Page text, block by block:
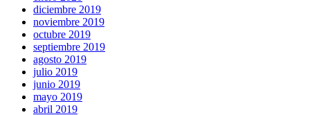
diciembre 2019
noviembre 2019
octubre 2019
septiembre 2019
agosto 2019
julio 2019
junio 2019
mayo 2019
abril 2019